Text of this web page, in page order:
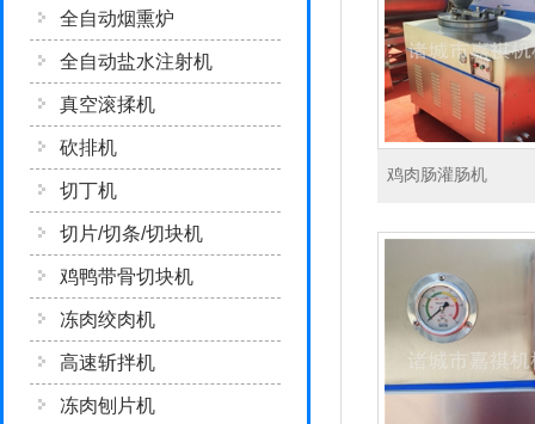
全自动烟熏炉
全自动盐水注射机
真空滚揉机
砍排机
切丁机
切片/切条/切块机
鸡鸭带骨切块机
冻肉绞肉机
高速斩拌机
冻肉刨片机
鸡肉肠灌肠机